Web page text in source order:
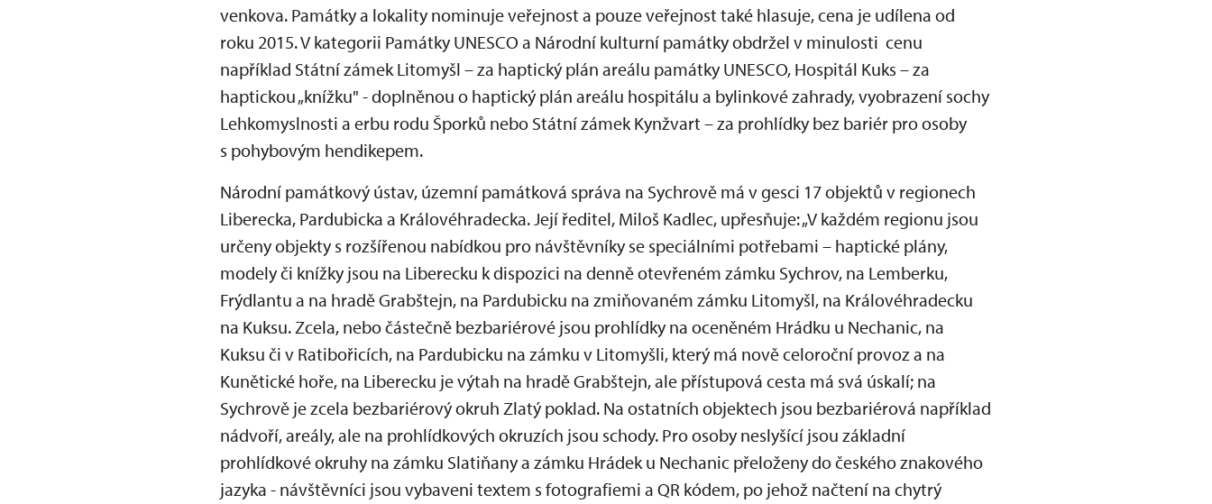
venkova. Památky a lokality nominuje veřejnost a pouze veřejnost také hlasuje, cena je udílena od
roku 2015. V kategorii Památky UNESCO a Národní kulturní památky obdržel v minulosti cenu
například Státní zámek Litomyšl – za haptický plán areálu památky UNESCO, Hospitál Kuks – za
haptickou „knížku" - doplněnou o haptický plán areálu hospitálu a bylinkové zahrady, vyobrazení sochy
Lehkomyslnosti a erbu rodu Šporků nebo Státní zámek Kynžvart – za prohlídky bez bariér pro osoby
s pohybovým hendikepem.
Národní památkový ústav, územní památková správa na Sychrově má v gesci 17 objektů v regionech
Liberecka, Pardubicka a Královéhradecka. Její ředitel, Miloš Kadlec, upřesňuje: „V každém regionu jsou
určeny objekty s rozšířenou nabídkou pro návštěvníky se speciálními potřebami – haptické plány,
modely či knížky jsou na Liberecku k dispozici na denně otevřeném zámku Sychrov, na Lemberku,
Frýdlantu a na hradě Grabštejn, na Pardubicku na zmiňovaném zámku Litomyšl, na Královéhradecku
na Kuksu. Zcela, nebo částečně bezbariérové jsou prohlídky na oceněném Hrádku u Nechanic, na
Kuksu či v Ratibořicích, na Pardubicku na zámku v Litomyšli, který má nově celoroční provoz a na
Kunětické hoře, na Liberecku je výtah na hradě Grabštejn, ale přístupová cesta má svá úskalí; na
Sychrově je zcela bezbariérový okruh Zlatý poklad. Na ostatních objektech jsou bezbariérová například
nádvoří, areály, ale na prohlídkových okruzích jsou schody. Pro osoby neslyšící jsou základní
prohlídkové okruhy na zámku Slatiňany a zámku Hrádek u Nechanic přeloženy do českého znakového
jazyka - návštěvníci jsou vybaveni textem s fotografiemi a QR kódem, po jehož načtení na chytrý